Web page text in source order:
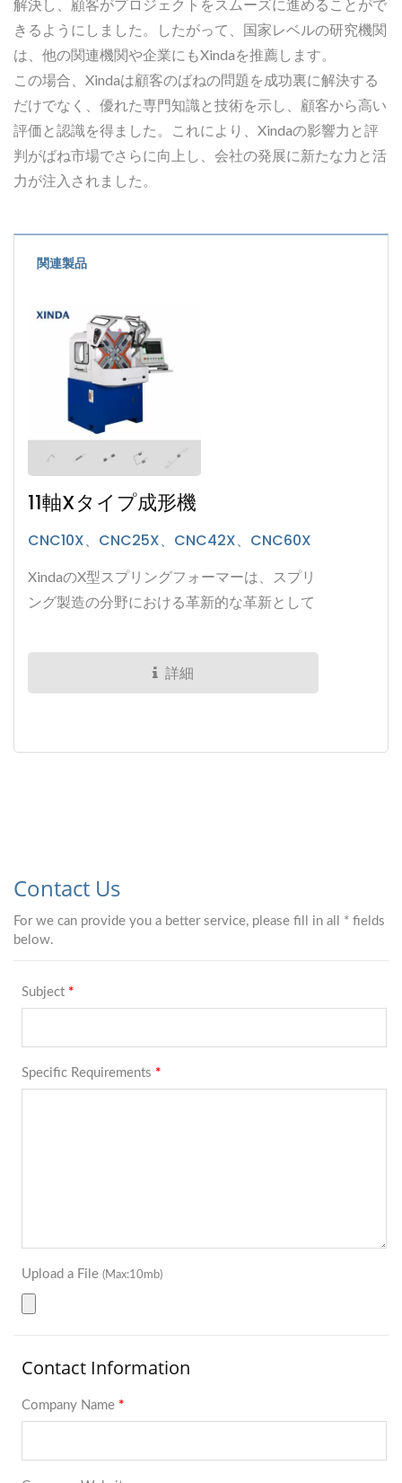
解決し、顧客がプロジェクトをスムーズに進めることがで
きるようにしました。したがって、国家レベルの研究機関
は、他の関連機関や企業にもXindaを推薦します。
この場合、Xindaは顧客のばねの問題を成功裏に解決する
だけでなく、優れた専門知識と技術を示し、顧客から高い
評価と認識を得ました。これにより、Xindaの影響力と評
判がばね市場でさらに向上し、会社の発展に新たな力と活
力が注入されました。
関連製品
11軸Xタイプ成形機
CNC10X、CNC25X、CNC42X、CNC60X
XindaのX型スプリングフォーマーは、スプリ
ング製造の分野における革新的な革新として
お客様の多様なスプリング生産ニーズに対応
するよう設計されており、最先端の技術と知
高みへと押し上げます。
詳細